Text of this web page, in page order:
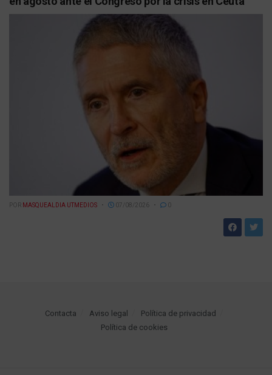
POR MASQUEALDIA UTMEDIOS 07/08/2026 0
Contacta Aviso legal
Política de privacidad
Política de cookies